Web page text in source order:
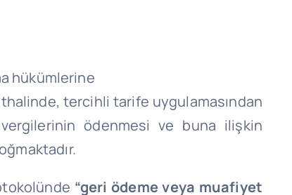
hükümlerine
tercihli tarife uygulamasından
vergilerinin ödenmesi ve buna ilişkin
“geriödeme veya muafiyet